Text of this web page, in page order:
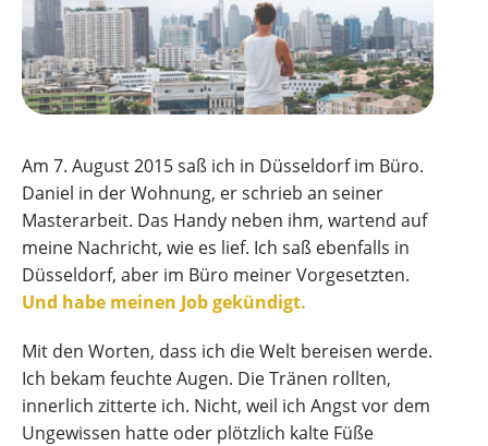
Am 7. August 2015 saß ich in Düsseldorf im Büro.
Daniel in der Wohnung, er schrieb an seiner
Masterarbeit. Das Handy neben ihm, wartend auf
meine Nachricht, wie es lief. Ich saß ebenfalls in
Düsseldorf, aber im Büro meiner Vorgesetzten.
Und habe meinen Job gekündigt.
Mit den Worten, dass ich die Welt bereisen werde.
Ich bekam feuchte Augen. Die Tränen rollten,
innerlich zitterte ich. Nicht, weil ich Angst vor dem
Ungewissen hatte oder plötzlich kalte Füße